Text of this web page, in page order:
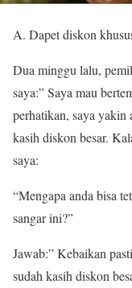
A. Dapet diskon
Dua minggu lalu,
saya:” Saya mau
perhatikan, saya yakin
kasih diskon besar.
saya:
“Mengapa anda bisa
sangar ini?”
Jawab:” Kebaikan
sudah kasih diskon